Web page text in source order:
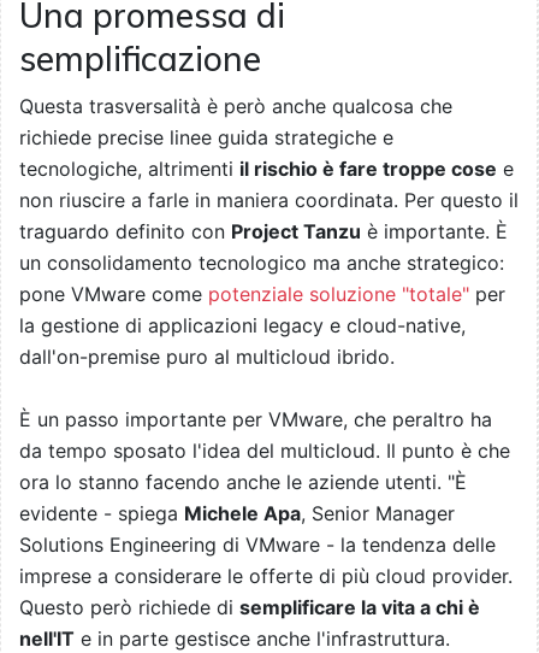
Una promessa di
semplificazione
Questa trasversalità è però anche qualcosa che
richiede precise linee guida strategiche e
tecnologiche, altrimenti il rischio è fare troppe cose e
non riuscire a farle in maniera coordinata. Per questo il
traguardo definito con Project Tanzu è importante. È
un consolidamento tecnologico ma anche strategico:
pone VMware come potenziale soluzione "totale" per
la gestione di applicazioni legacy e cloud-native,
dall'on-premise puro al multicloud ibrido.
È un passo importante per VMware, che peraltro ha
da tempo sposato l'idea del multicloud. Il punto è che
ora lo stanno facendo anche le aziende utenti. "È
evidente - spiega Michele Apa, Senior Manager
Solutions Engineering di VMware - la tendenza delle
imprese a considerare le offerte di più cloud provider.
Questo però richiede di semplificare la vita a chi è
nell'IT e in parte gestisce anche l'infrastruttura.